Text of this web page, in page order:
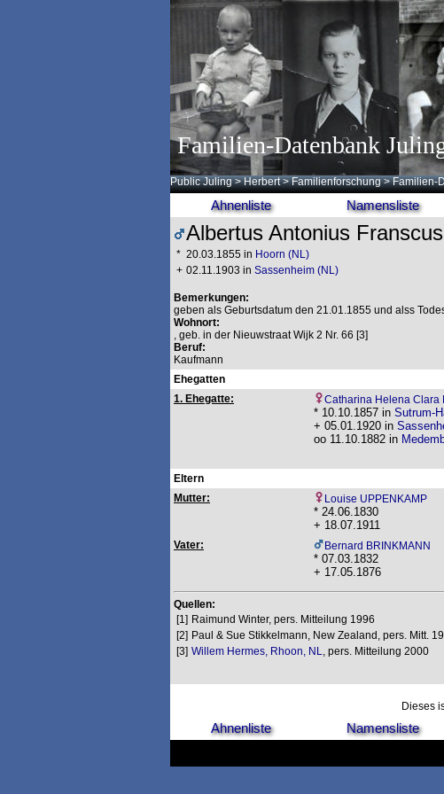
Familien-Datenbank
Public Juling >Herbert >Familienforschung >Familien-
Ahnenliste Namensliste
Albertus Antonius
* 20.03.1855 in Hoorn (NL)
+ 02.11.1903 in Sassenheim (NL)
Bemerkungen:
geben als Geburtsdatum den 21.01.1855 und alss
Wohnort:
, geb. in der Nieuwstraat Wijk 2 Nr. 66 [3]
Beruf:
Kaufmann
Ehegatten
1. Ehegatte:
Catharina Helena Clara
* 10.10.1857 in Sutrum-
+ 05.01.1920 in
oo 11.10.1882 in
Eltern
Mutter:
Louise UPPENKAMP
* 24.06.1830
+ 18.07.1911
Vater: Bernard BRINKMANN
* 07.03.1832
+ 17.05.1876
Quellen:
[1] Raimund Winter, pers. Mitteilung 1996
[2] Paul & Sue Stikkelmann, New Zealand, pers. Mitt.
[3] Willem Hermes, Rhoon, NL, pers. Mitteilung 2000
Dieses
Ahnenliste Namensliste